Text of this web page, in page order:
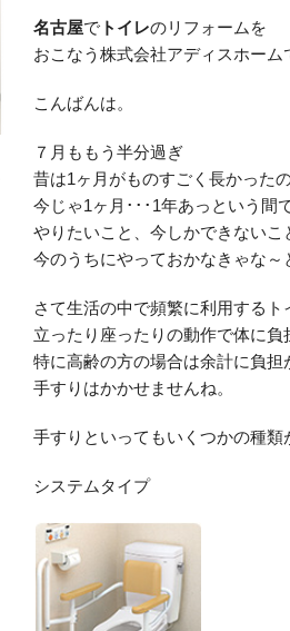
名古屋でトイレのリフォームを
おこなう株式会社アディスホーム
こんばんは。
７月ももう半分過ぎ
昔は1ヶ月がものすごく長かった
今じゃ1ヶ月･･･1年あっという間
やりたいこと、今しかできないこ
今のうちにやっておかなきゃな～
さて生活の中で頻繁に利用するト
立ったり座ったりの動作で体に負
特に高齢の方の場合は余計に負
手すりはかかせませんね。
手すりといってもいくつかの種類
システムタイプ